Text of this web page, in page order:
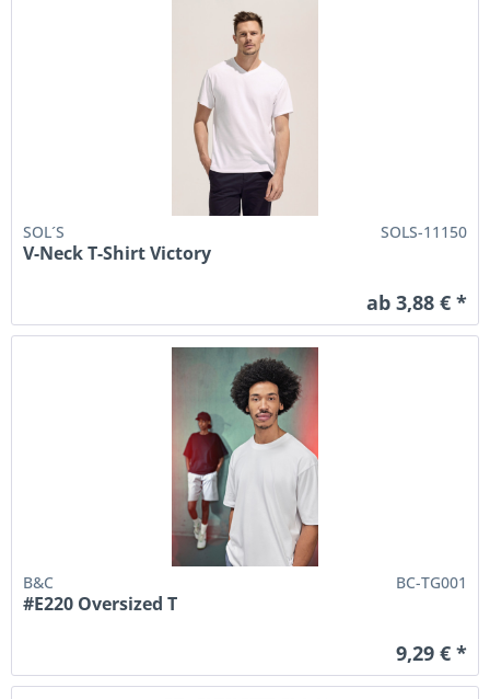
SOL´S SOLS-11150
V-Neck T-Shirt Victory
ab 3,88 € *
B&C BC-TG001
#E220 Oversized T
9,29 € *